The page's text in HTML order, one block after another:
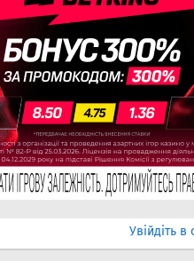
Увійдіть в